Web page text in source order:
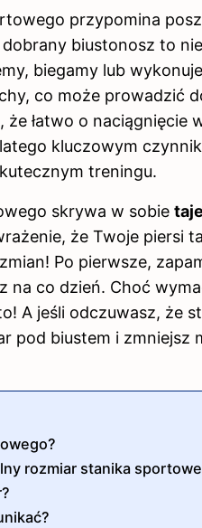
przypomina
dobrany biustonosz to
biegamy lub
co może prowadzić
łatwo o naciągnięcie
kluczowym
treningu.
skrywa w sobie
że Twoje piersi
Po pierwsze,
na co dzień. Choć
A jeśli odczuwasz, że
pod biustem i zmniejsz
rozmiar stanika